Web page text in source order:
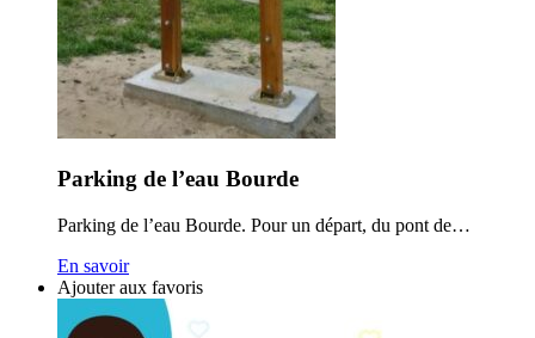
Parking de l’eau Bourde
Parking de l’eau Bourde. Pour un départ, du pont de…
En savoir
Ajouter aux favoris